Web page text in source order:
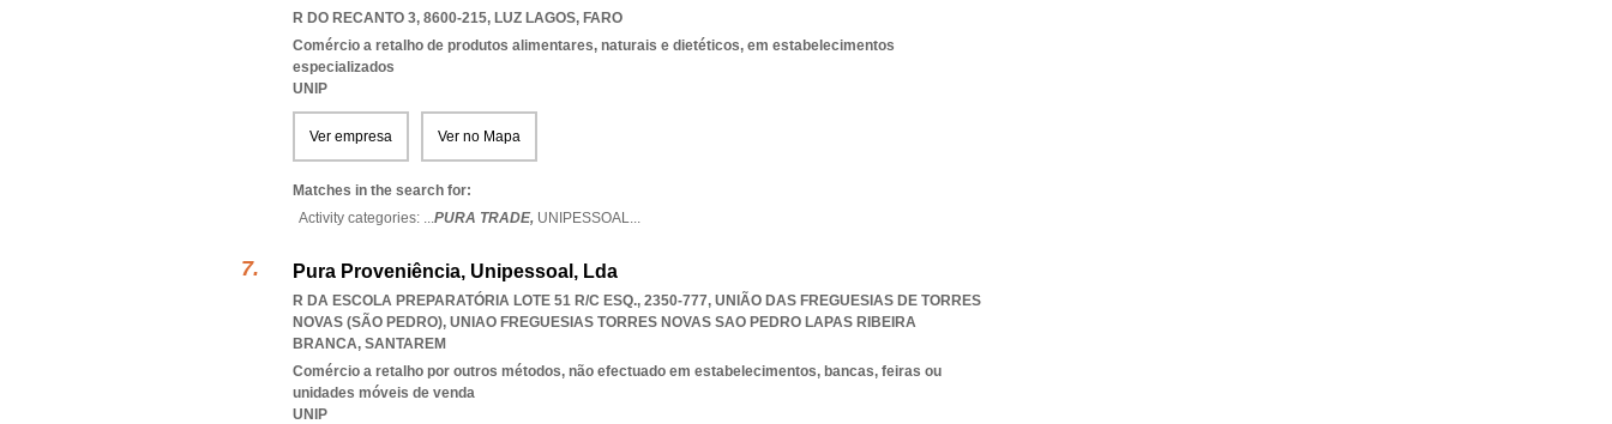
R DO RECANTO 3, 8600-215, LUZ LAGOS, FARO
Comércio a retalho de produtos alimentares, naturais e dietéticos, em estabelecimentos
especializados
UNIP
Ver empresa Ver no Mapa
Matches in the search for:
Activity categories: ...PURA TRADE, UNIPESSOAL...
Pura Proveniência, Unipessoal, Lda
R DA ESCOLA PREPARATÓRIA LOTE 51 R/C ESQ., 2350-777, UNIÃO DAS FREGUESIAS DE TORRES
NOVAS (SÃO PEDRO), UNIAO FREGUESIAS TORRES NOVAS SAO PEDRO LAPAS RIBEIRA
BRANCA, SANTAREM
Comércio a retalho por outros métodos, não efectuado em estabelecimentos, bancas, feiras ou
unidades móveis de venda
UNIP